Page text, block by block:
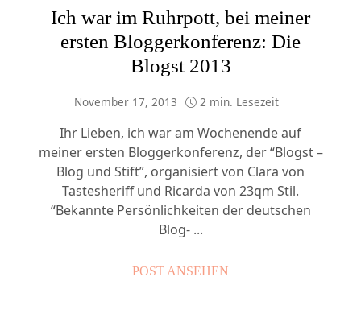
Ich war im Ruhrpott, bei meiner
ersten Bloggerkonferenz: Die
Blogst 2013
November 17, 2013 2 min. Lesezeit
Ihr Lieben, ich war am Wochenende auf
meiner ersten Bloggerkonferenz, der “Blogst –
Blog und Stift”, organisiert von Clara von
Tastesheriff und Ricarda von 23qm Stil.
“Bekannte Persönlichkeiten der deutschen
Blog- ...
POST ANSEHEN